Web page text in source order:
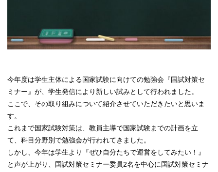
今年度は学生主体による国家試験に向けての勉強会『国試対策セ
ミナー』が、学生発信により新しい試みとして行われました。
ここで、その取り組みについて紹介させていただきたいと思いま
す。
これまで国家試験対策は、教員主導で国家試験までの計画を立
て、科目分野別で勉強会が行われてきました。
しかし、今年は学生より『ぜひ自分たちで運営をしてみたい！』
と声が上がり、国試対策セミナー委員2名を中心に国試対策セミナ